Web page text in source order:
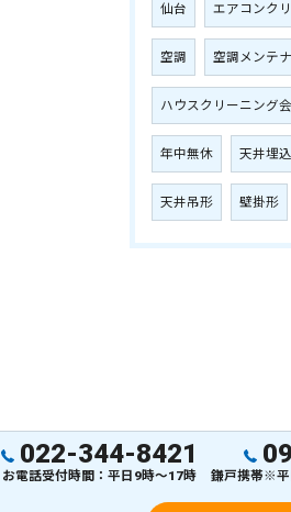
仙台 エアコンク
空調 空調メンテ
ハウスクリーニング
年中無休 天井埋
天井吊形 壁掛形
022-344-8421
お電話受付時間：平日9時～17時 鎌戸携帯※平